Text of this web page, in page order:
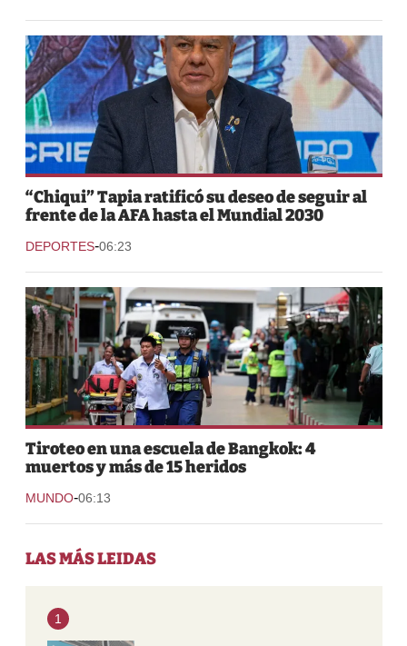
“Chiqui” Tapia ratificó su deseo de seguir al
frente de la AFA hasta el Mundial 2030
DEPORTES-06:23
Tiroteo en una escuela de Bangkok: 4
muertos y más de 15 heridos
MUNDO-06:13
LAS MÁS LEIDAS
1